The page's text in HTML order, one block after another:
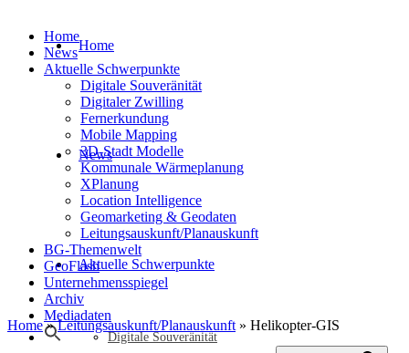
Home
News
Aktuelle Schwerpunkte
Digitale Souveränität
Home
News
Aktuelle Schwerpunkte
Digitale Souveränität
Digitaler Zwilling
Fernerkundung
Mobile Mapping
3D-Stadt Modelle
Kommunale Wärmeplanung
XPlanung
Location Intelligence
Geomarketing & Geodaten
Leitungsauskunft/Planauskunft
BG-Themenwelt
GeoFlash
Unternehmensspiegel
Archiv
Mediadaten
Home»Leitungsauskunft/Planauskunft » Helikopter-GIS